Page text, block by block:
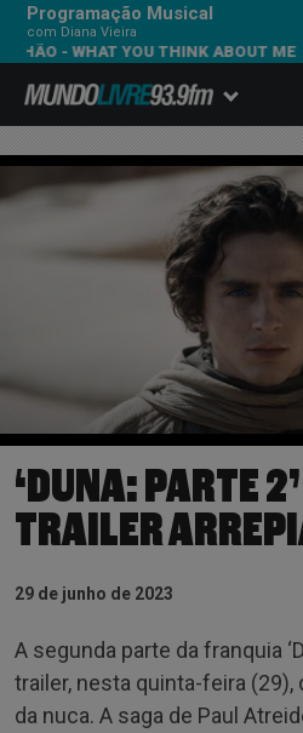
Programação Musical
com Diana Vieira
- WHAT YOU THINK ABOUT ME
‘DUNA: PARTE
TRAILER
29 de junho de 2023
A segunda parte da franquia
trailer, nesta quinta-feira (29),
da nuca. A saga de Paul